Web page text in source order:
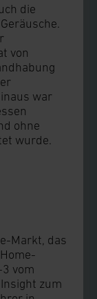
die
von
war
ohne
wurde.
Markt, das
vom
zum